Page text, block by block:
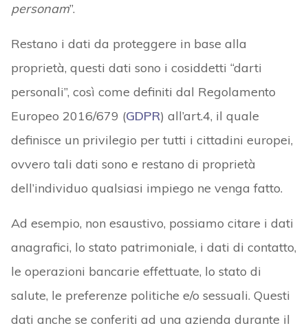
personam”.
Restano i dati da proteggere in base alla
proprietà, questi dati sono i cosiddetti “darti
personali”, così come definiti dal Regolamento
Europeo 2016/679 (GDPR) all’art.4, il quale
definisce un privilegio per tutti i cittadini europei,
ovvero tali dati sono e restano di proprietà
dell’individuo qualsiasi impiego ne venga fatto.
Ad esempio, non esaustivo, possiamo citare i dati
anagrafici, lo stato patrimoniale, i dati di contatto,
le operazioni bancarie effettuate, lo stato di
salute, le preferenze politiche e/o sessuali. Questi
dati anche se conferiti ad una azienda durante il